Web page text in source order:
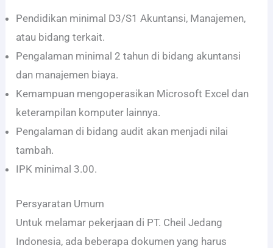
Pendidikan minimal D3/S1 Akuntansi, Manajemen,
atau bidang terkait.
Pengalaman minimal 2 tahun di bidang akuntansi
dan manajemen biaya.
Kemampuan mengoperasikan Microsoft Excel dan
keterampilan komputer lainnya.
Pengalaman di bidang audit akan menjadi nilai
tambah.
IPK minimal 3.00.
Persyaratan Umum
Untuk melamar pekerjaan di PT. Cheil Jedang
Indonesia, ada beberapa dokumen yang harus